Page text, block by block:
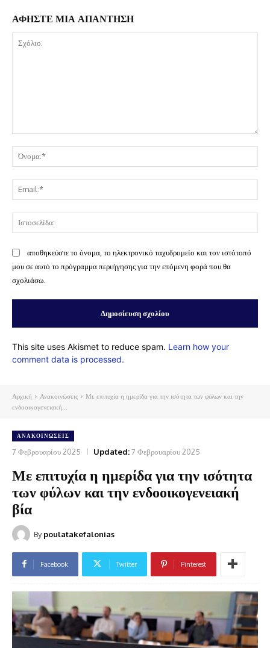
ΑΦΗΣΤΕ ΜΙΑ ΑΠΑΝΤΗΣΗ
αποθηκεύστε το όνομα, το ηλεκτρονικό ταχυδρομείο και τον ιστότοπό
μου σε αυτό το πρόγραμμα περιήγησης για την επόμενη φορά που θα
σχολιάσω.
This site uses Akismet to reduce spam. Learn how your
comment data is processed.